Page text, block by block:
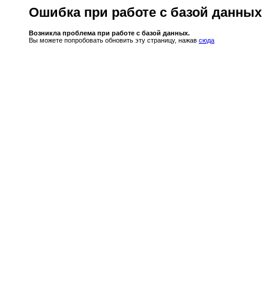
Ошибка при работе с базой данных
Возникла проблема при работе с базой данных.
Вы можете попробовать обновить эту страницу, нажав сюда